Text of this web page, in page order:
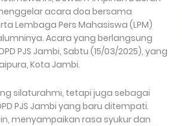
acara doa bersama
Lembaga Pers Mahasiswa (LPM)
Acara yang berlangsung
PJS Jambi, Sabtu (15/03/2025), yang
Kota Jambi.
silaturahmi, tetapi juga sebagai
PJS Jambi yang baru ditempati.
menyampaikan rasa syukur dan